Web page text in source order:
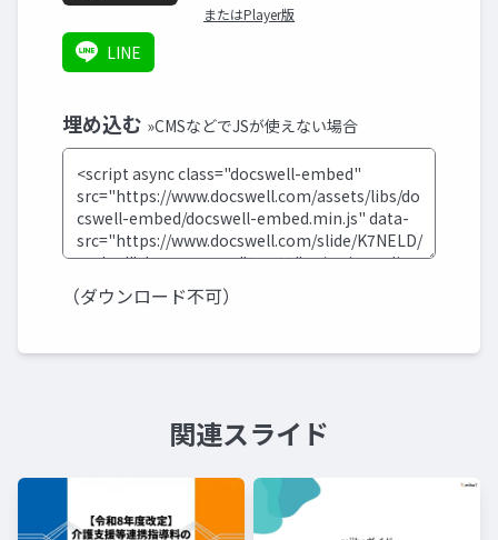
またはPlayer版
LINE
埋め込む »CMSなどでJSが使えない場合
（ダウンロード不可）
関連スライド